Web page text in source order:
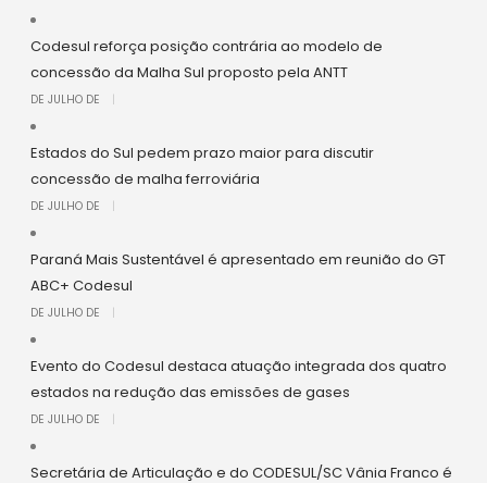
Codesul reforça posição contrária ao modelo de
concessão da Malha Sul proposto pela ANTT
DE JULHO DE
Estados do Sul pedem prazo maior para discutir
concessão de malha ferroviária
DE JULHO DE
Paraná Mais Sustentável é apresentado em reunião do GT
ABC+ Codesul
DE JULHO DE
Evento do Codesul destaca atuação integrada dos quatro
estados na redução das emissões de gases
DE JULHO DE
Secretária de Articulação e do CODESUL/SC Vânia Franco é